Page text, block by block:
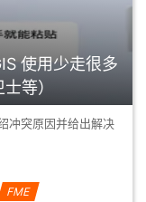
使用少走很多
等）
冲突原因并给出解决
FME